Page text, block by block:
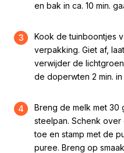
en bak in ca. 10 min.
3
Kook de tuinboontjes
verpakking. Giet af,
verwijder de
de doperwten 2 min.
4
Breng de melk met 30
steelpan. Schenk
toe en stamp met de
puree. Breng op